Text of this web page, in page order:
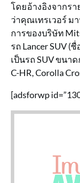
โดยอ้างอิงจากรา
ว่าคุณเทรเวอร์ ม
การของบริษัท
รถ Lancer SUV (
เป็นรถ SUV ขนา
C-HR, Corolla
[adsforwp